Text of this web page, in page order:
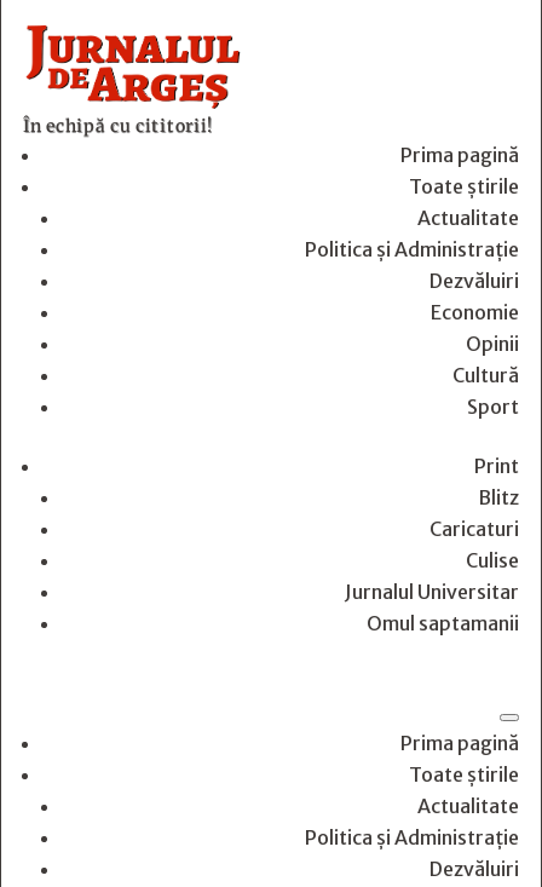
În echipă cu cititorii!
Prima pagină
Toate știrile
Actualitate
Politica și Administrație
Dezvăluiri
Economie
Opinii
Cultură
Sport
Print
Blitz
Caricaturi
Culise
Jurnalul Universitar
Omul saptamanii
Prima pagină
Toate știrile
Actualitate
Politica și Administrație
Dezvăluiri